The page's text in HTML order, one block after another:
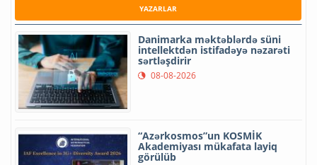
YAZARLAR
Danimarka məktəblərdə süni
intellektdən istifadəyə nəzarəti
sərtləşdirir
08-08-2026
“Azərkosmos”un KOSMİK
Akademiyası mükafata layiq
görülüb